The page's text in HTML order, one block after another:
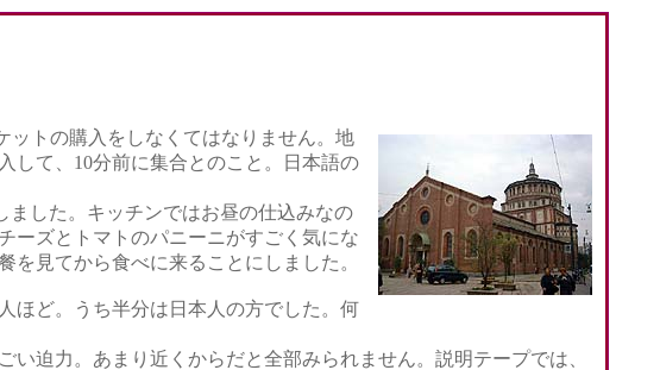
トの購入をしなくてはなりません。地
して、10分前に集合とのこと。日本語の
した。キッチンではお昼の仕込みなの
ーズとトマトのパニーニがすごく気にな
見てから食べに来ることにしました。
ほど。うち半分は日本人の方でした。何
迫力。あまり近くからだと全部みられません。説明テープでは、